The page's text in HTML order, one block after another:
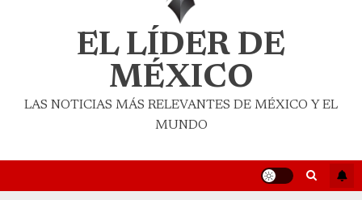
EL LÍDER DE
MÉXICO
LAS NOTICIAS MÁS RELEVANTES DE MÉXICO Y EL
MUNDO